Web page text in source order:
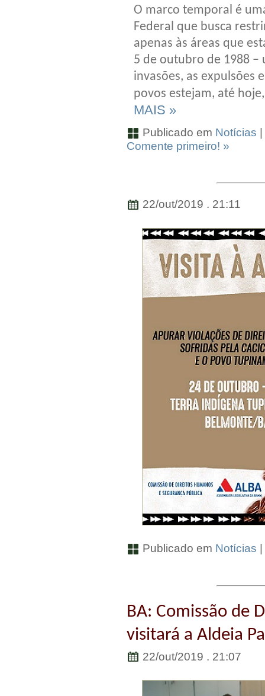
O marco temporal é
Federal que busca
apenas às áreas que
5 de outubro de 1988 –
invasões, as expulsões
povos estejam, até
MAIS »
Publicado em Notícias
Comente primeiro! »
22/out/2019 . 21:11
Publicado em Notícias
BA: Comissão de
visitará a Aldeia
22/out/2019 . 21:07